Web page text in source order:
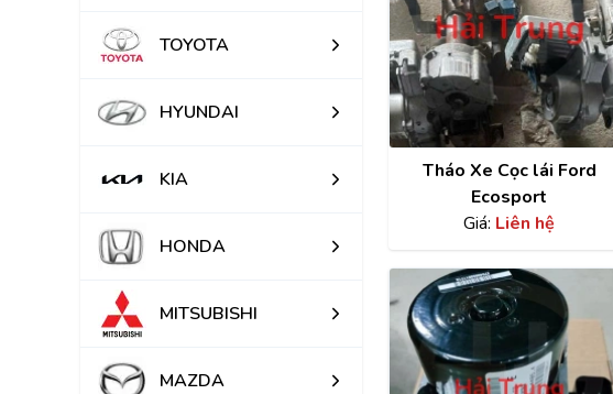
TOYOTA
HYUNDAI
KIA
HONDA
MITSUBISHI
MAZDA
Tháo Xe Cọc lái Ford
Ecosport
Giá: Liên hệ